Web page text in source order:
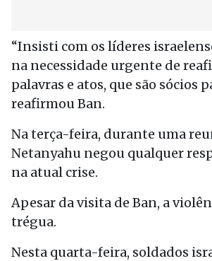
“Insisti com os líderes
na necessidade urgente de
palavras e atos, que são sócios
reafirmou Ban.
Na terça-feira, durante uma
Netanyahu negou qualquer
na atual crise.
Apesar da visita de Ban, a
trégua.
Nesta quarta-feira, soldados